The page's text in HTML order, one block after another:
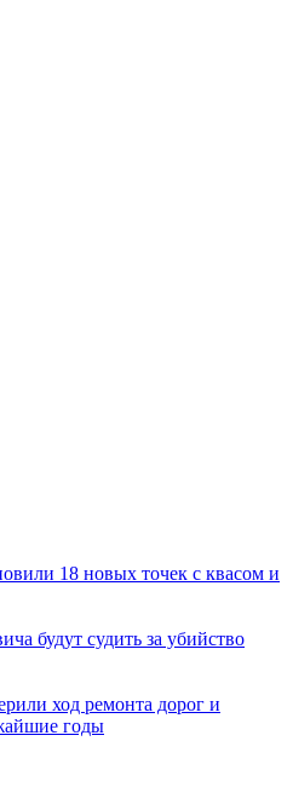
18 новых точек с квасом и
будут судить за убийство
ход ремонта дорог и
годы